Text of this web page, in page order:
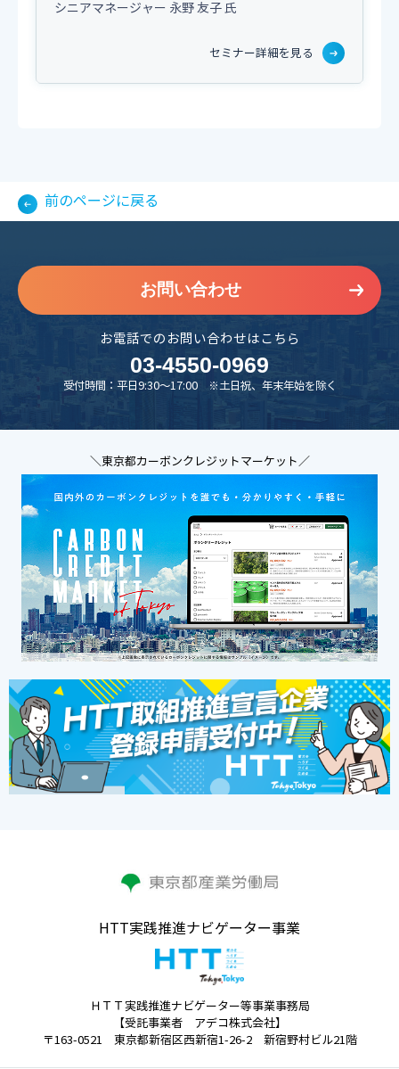
シニアマネージャー 永野 友子 氏
セミナー詳細を見る
前のページに戻る
お問い合わせ
お電話でのお問い合わせはこちら
03-4550-0969
受付時間：平日9:30～17:00 ※土日祝、年末年始を除く
＼東京都カーボンクレジットマーケット／
HTT実践推進ナビゲーター事業
ＨＴＴ実践推進ナビゲーター等事業事務局
【受託事業者 アデコ株式会社】
〒163-0521 東京都新宿区西新宿1-26-2 新宿野村ビル21階